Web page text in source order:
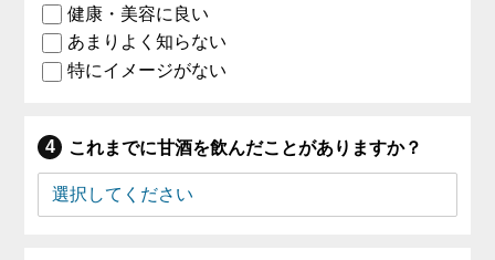
健康・美容に良い
あまりよく知らない
特にイメージがない
これまでに甘酒を飲んだことがありますか？